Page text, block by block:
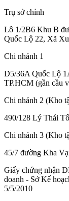
Trụ sở chính
Lô 1/2B6 Khu B
Quốc Lộ 22, Xã
Chi nhánh 1
D5/36A Quốc Lộ
TP.HCM (gần cầu
Chi nhánh 2 (Kho
490/128 Lý Thái
Chi nhánh 3 (Kho
45/7 đường Kha
Giấy chứng nhận
doanh - Sở Kế
5/5/2010